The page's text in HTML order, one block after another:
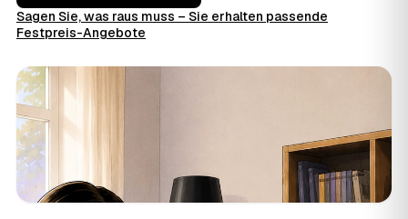
Sagen Sie, was raus muss – Sie erhalten passende
Festpreis-Angebote